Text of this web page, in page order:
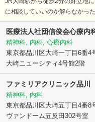
に相談していいのか解らなかっ
医療法人社団信俊会心療内
精神科, 内科, 心療内科
東京都品川区大崎一丁目6番4
大崎ニューシティ4号館2階
ファミリアクリニック品川
精神科, 内科
東京都品川区大崎五丁目4番8
ヴァンドーム五反田302号室